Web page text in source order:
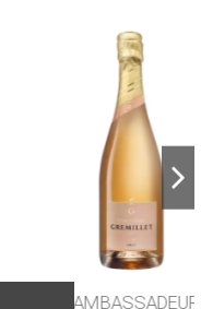
ROSÉ